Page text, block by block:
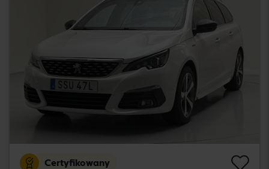
Certyfikowany